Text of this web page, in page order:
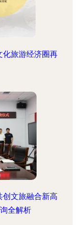
化旅游经济圈再
文旅融合新高
全解析